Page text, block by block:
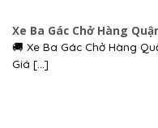
Xe Ba Gác Chở Hàng
🚚 Xe Ba Gác Chở Hàng
Giá [...]